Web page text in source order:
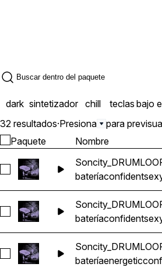
dark sintetizador chill teclas bajo
32 resultados·Presiona para
Paquete
Nombre
Seleccionar
bateríaconfident
Seleccionar
bateríaconfident
Seleccionar
bateríaenergetic